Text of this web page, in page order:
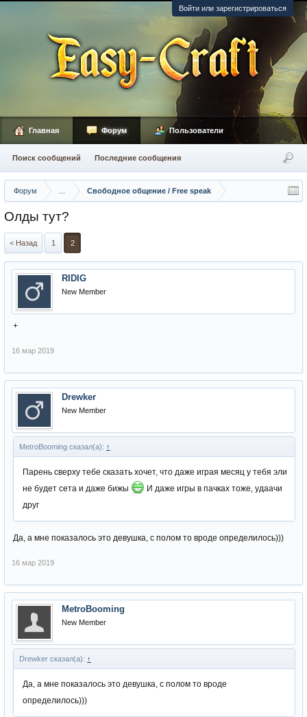
Войти или зарегистрироваться
Форум Свободное общение / Free speak
Олды тут?
< Назад 1 2
RIDIG
New Member
+
16 мар 2019
Drewker
New Member
MetroBooming сказал(а): ↑
Парень сверху тебе сказать хочет, что даже играя месяц у тебя эли
не будет сета и даже бижы
И даже игры в пачках тоже, удаачи
друг
Да, а мне показалось это девушка, с полом то вроде определилось)))
16 мар 2019
MetroBooming
New Member
Drewker сказал(а): ↑
Да, а мне показалось это девушка, с полом то вроде
определилось)))
Главная Форум
Поиск сообщений Последние сообщения
Пользователи